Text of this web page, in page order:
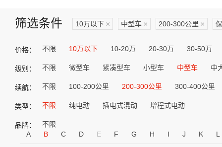
筛选条件 10万以下 × 中型车 × 200-300公里 ×
价格： 不限 10万以下 10-20万 20-30万 30-50万
级别： 不限 微型车 紧凑型车 小型车 中型车 中
续航： 不限 100-200公里 200-300公里 300-400公里
类型： 不限 纯电动 插电式混动 增程式电动
品牌：
不限
A
B C D E F G H I J K L